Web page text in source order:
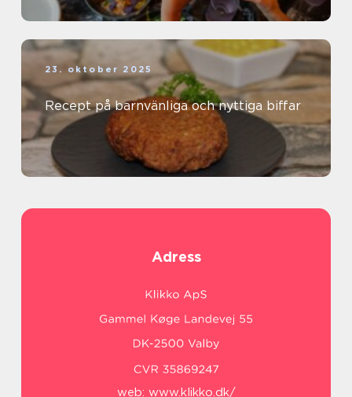
23. oktober 2025
Recept på barnvänliga och nyttiga biffar
Adress
web: www.klikko.dk/